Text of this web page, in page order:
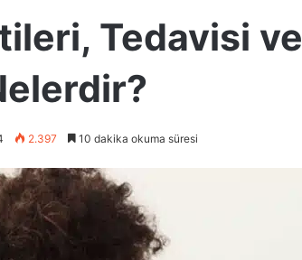
Tedavisi ve
2.397 10 dakika okuma süresi